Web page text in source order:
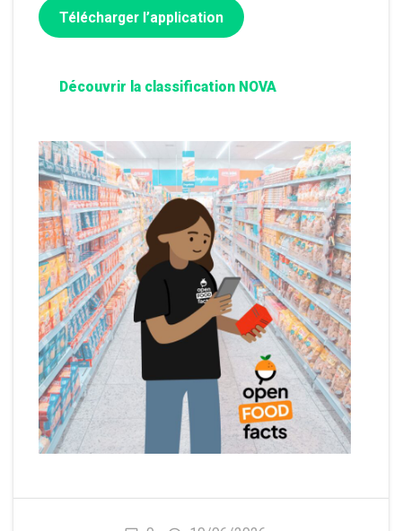
Télécharger l’application
Découvrir la classification NOVA